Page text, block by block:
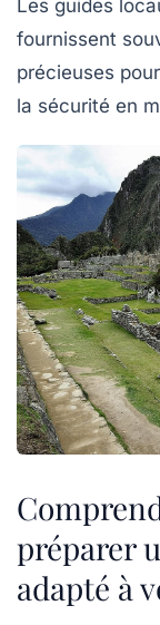
Les guides
fournissent
précieuses
la sécurité en
préparer
adapté à